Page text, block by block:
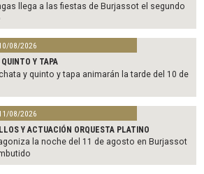
llega a las fiestas de Burjassot el segundo
08/2026
Y TAPA
y quinto y tapa animarán la tarde del 10 de
08/2026
Y ACTUACIÓN ORQUESTA PLATINO
la noche del 11 de agosto en Burjassot